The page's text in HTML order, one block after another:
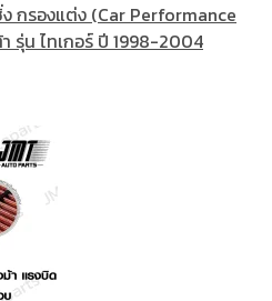
กรองแต่ง (Car Performance
รุ่น ไทเกอร์ ปี 1998-2004